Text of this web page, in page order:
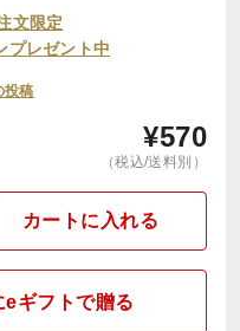
文限定
プレゼント中
投稿
¥570
（税込/送料別）
カートに入れる
ギフトで贈る